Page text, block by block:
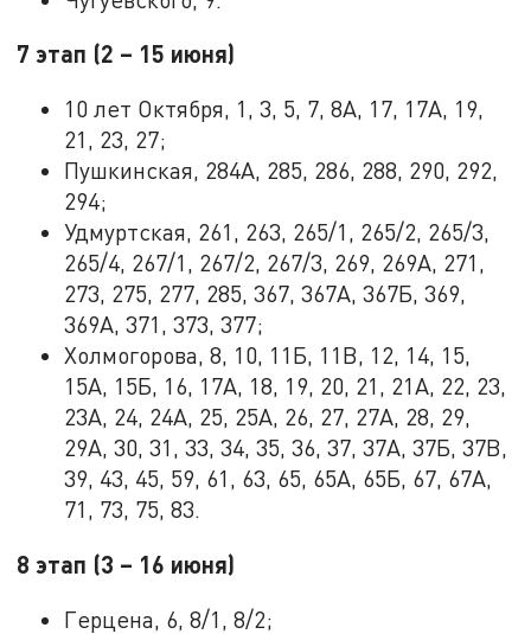
7 этап (2 – 15 июня)
10 лет Октября, 1, 3, 5, 7, 8А, 17, 17А, 19,
21, 23, 27;
Пушкинская, 284А, 285, 286, 288, 290, 292,
294;
Удмуртская, 261, 263, 265/1, 265/2, 265/3,
265/4, 267/1, 267/2, 267/3, 269, 269А, 271,
273, 275, 277, 285, 367, 367А, 367Б, 369,
369А, 371, 373, 377;
Холмогорова, 8, 10, 11Б, 11В, 12, 14, 15,
15А, 15Б, 16, 17А, 18, 19, 20, 21, 21А, 22, 23,
23А, 24, 24А, 25, 25А, 26, 27, 27А, 28, 29,
29А, 30, 31, 33, 34, 35, 36, 37, 37А, 37Б, 37В,
39, 43, 45, 59, 61, 63, 65, 65А, 65Б, 67, 67А,
71, 73, 75, 83.
8 этап (3 – 16 июня)
Герцена, 6, 8/1, 8/2;